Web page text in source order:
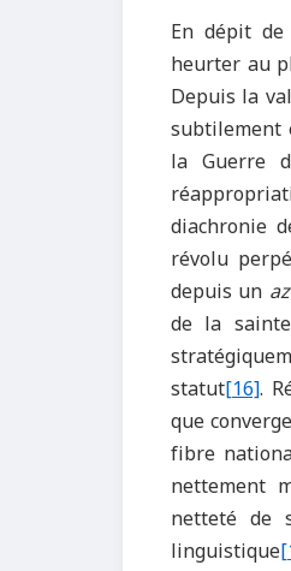
En dépit
heurter au
Depuis la
subtilement
la Guerre
diachronie
révolu
depuis un
de la
statut[16].
que
fibre
nettement
netteté de
linguistique